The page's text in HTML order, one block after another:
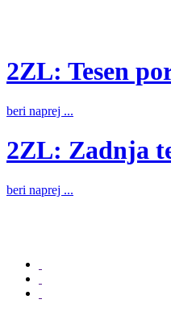
2ZL: Tesen
beri naprej ...
2ZL: Zadnja
beri naprej ...